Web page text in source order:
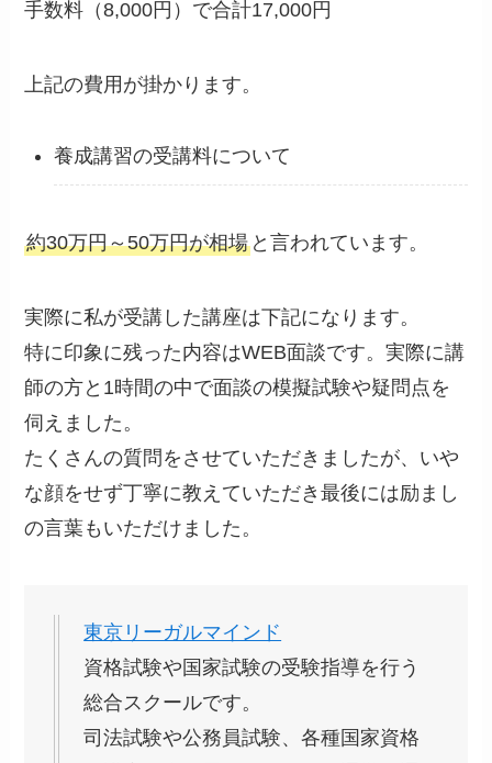
手数料（8,000円）で合計17,000円
上記の費用が掛かります。
養成講習の受講料について
約30万円～50万円が相場 と言われています。
実際に私が受講した講座は下記になります。
特に印象に残った内容はWEB面談です。実際に講
師の方と1時間の中で面談の模擬試験や疑問点を
伺えました。
たくさんの質問をさせていただきましたが、いや
な顔をせず丁寧に教えていただき最後には励まし
の言葉もいただけました。
東京リーガルマインド
資格試験や国家試験の受験指導を行う
総合スクールです。
司法試験や公務員試験、各種国家資格